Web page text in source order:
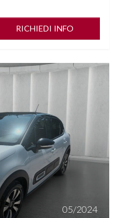
RICHIEDI INFO
05/2024